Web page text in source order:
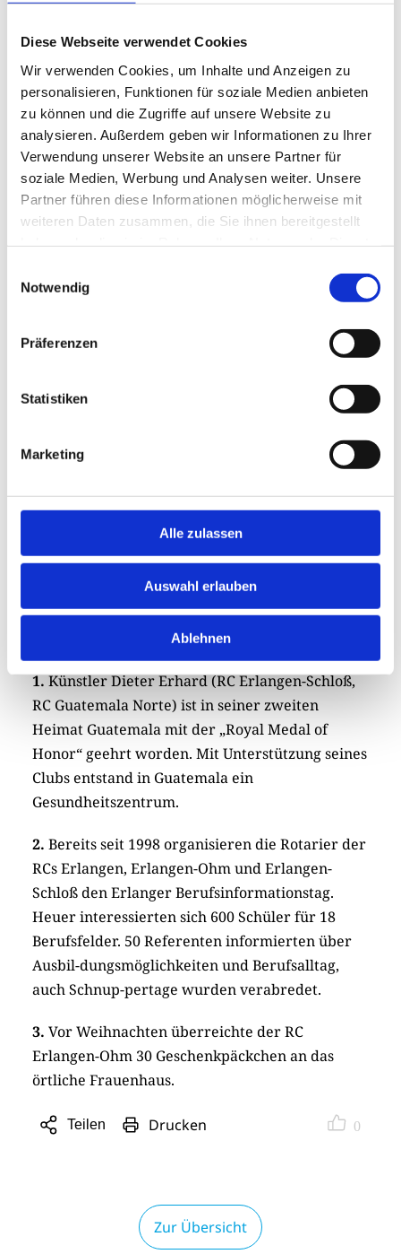
Diese Webseite verwendet Cookies
Wir verwenden Cookies, um Inhalte und Anzeigen zu
personalisieren, Funktionen für soziale Medien anbieten
zu können und die Zugriffe auf unsere Website zu
analysieren. Außerdem geben wir Informationen zu Ihrer
Verwendung unserer Website an unsere Partner für
soziale Medien, Werbung und Analysen weiter. Unsere
Partner führen diese Informationen möglicherweise mit
weiteren Daten zusammen, die Sie ihnen bereitgestellt
Notwendig
Präferenzen
Statistiken
Marketing
Alle zulassen
Auswahl erlauben
Ablehnen
Handinnenfläche verrieben werden: Durch die
Wärme entfalten sich Aromen von Kräutern,
Früchten und frischen, grasigen Noten – ein
Indikator für Qualität und Frische.
Mit Bildern und kurzen Videosequenzen aus
Sizilien zeigten die Gründer zudem, wie ihr
unternehmerischer Alltag aussieht. Sie stellten
sich den Fragen der Mitglieder und erhielten
wertvolles Feedback. Auch aufseiten des Clubs
Begleitung studentischer Start-ups liegt. Mit
verlässlichen Sparringspartnern können ­daraus
Projektphase hinaus Bestand haben – eine
In Kürze: Dreierlei aus
1.Künstler Dieter Erhard (RC Erlangen-Schloß,
RC Guatemala Norte) ist in seiner zweiten
Heimat Guatemala mit der „Royal Medal of
Honor“ geehrt worden. Mit Unterstützung seines
Clubs entstand in Guatemala ein
Gesundheitszentrum.
2. Bereits seit 1998 organisieren die Rotarier der
RCs Erlangen, Erlangen-Ohm und Erlangen-
Schloß den Erlanger Berufsinforma­tions­tag.
Heuer interessierten sich 600 Schüler für 18
Berufsfelder. 50 Referenten informierten über
Ausbil-dungsmöglichkeiten und Berufsalltag,
auch Schnup-pertage wurden verabredet.
3. Vor Weihnachten überreichte der RC
Erlangen-Ohm 30 Geschenkpäckchen an das
örtliche Frauenhaus.
Teilen
Sharing
Drucken 0
Zur Übersicht